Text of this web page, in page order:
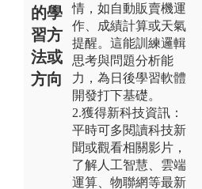
的學
習方
法或
方向
情，如自動販賣機運
作、成績計算或天氣
提醒。這能訓練邏輯
思考與問題分析能
力，為日後學習軟體
開發打下基礎。
2.獲得新科技資訊：
平時可多閱讀科技新
聞或觀看相關影片，
了解人工智慧、雲端
運算、物聯網等最新